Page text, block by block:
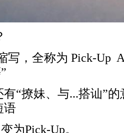
写，全称为 Pick-Up
“撩妹、与...搭讪”
语
为Pick-Up。